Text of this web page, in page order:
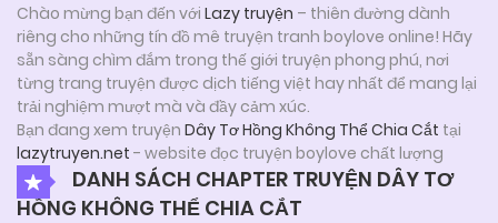
Chào mừng bạn đến với Lazy truyện – thiên đường dành
riêng cho những tín đồ mê truyện tranh boylove online! Hãy
sẵn sàng chìm đắm trong thế giới truyện phong phú, nơi
từng trang truyện được dịch tiếng việt hay nhất để mang lại
trải nghiệm mượt mà và đầy cảm xúc.
Bạn đang xem truyện Dây Tơ Hồng Không Thể Chia Cắt tại
lazytruyen.net - website đọc truyện boylove chất lượng
DANH SÁCH CHAPTER TRUYỆN DÂY TƠ
HỒNG KHÔNG THỂ CHIA CẮT